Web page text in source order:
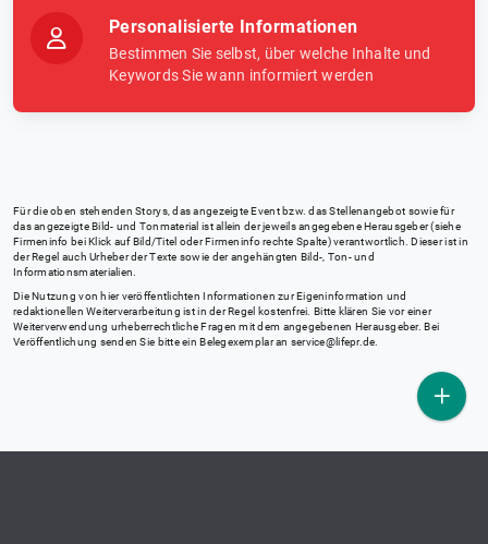
Personalisierte Informationen
Bestimmen Sie selbst, über welche Inhalte und
Keywords Sie wann informiert werden
Für die oben stehenden Storys, das angezeigte Event bzw. das Stellenangebot sowie für
das angezeigte Bild- und Tonmaterial ist allein der jeweils angegebene Herausgeber (siehe
Firmeninfo bei Klick auf Bild/Titel oder Firmeninfo rechte Spalte) verantwortlich. Dieser ist in
der Regel auch Urheber der Texte sowie der angehängten Bild-, Ton- und
Informationsmaterialien.
Die Nutzung von hier veröffentlichten Informationen zur Eigeninformation und
redaktionellen Weiterverarbeitung ist in der Regel kostenfrei. Bitte klären Sie vor einer
Weiterverwendung urheberrechtliche Fragen mit dem angegebenen Herausgeber. Bei
Veröffentlichung senden Sie bitte ein Belegexemplar an service@lifepr.de